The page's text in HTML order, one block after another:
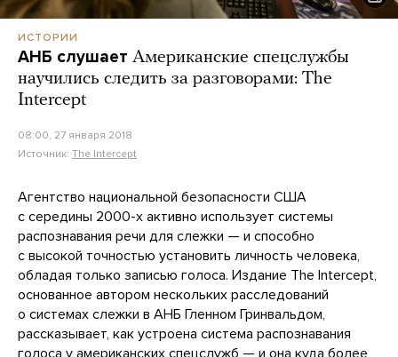
ИСТОРИИ
АНБ слушает Американские спецслужбы
научились следить за разговорами: The
Intercept
08:00, 27 января 2018
Источник: The Intercept
Агентство национальной безопасности США
с середины 2000-х активно использует системы
распознавания речи для слежки — и способно
с высокой точностью установить личность человека,
обладая только записью голоса. Издание The Intercept,
основанное автором нескольких расследований
о системах слежки в АНБ Гленном Гринвальдом,
рассказывает, как устроена система распознавания
голоса у американских спецслужб — и она куда более